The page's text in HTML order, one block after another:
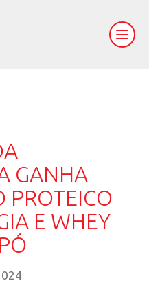
GANHA
PROTEICO
E WHEY